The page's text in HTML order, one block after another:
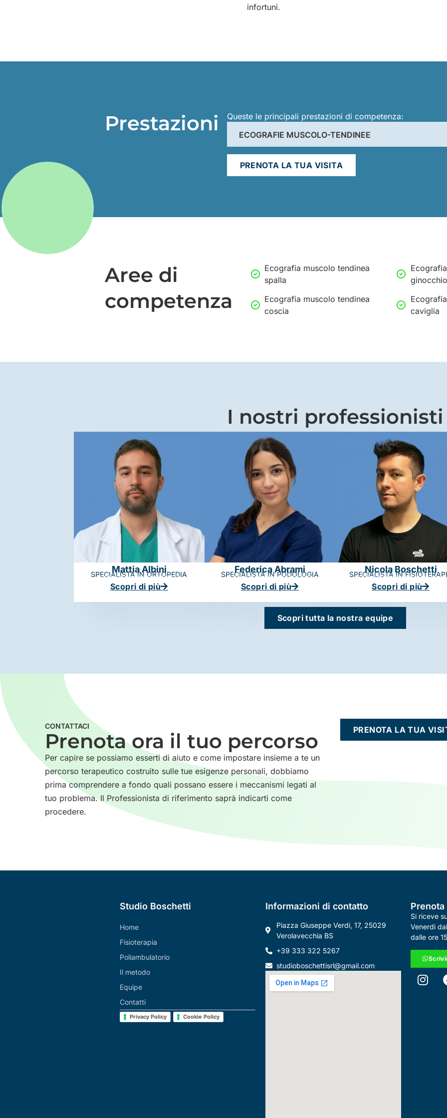
infortuni.
Prestazioni
Queste le principali prestazioni di competenza:
ECOGRAFIE MUSCOLO-TENDINEE
PRENOTA LA TUA VISITA
Aree di
competenza
Ecografia muscolo tendinea
spalla
Ecografia muscolo tendinea
coscia
ginocchio
caviglia
I nostri professionisti
Mattia Albini
SPECIALISTA IN ORTOPEDIA
Scopri di più
Federica Abrami
SPECIALISTA IN PODOLOGIA
Scopri di più
Nicola Boschetti
SPECIALISTA IN
Scopri di più
Scopri tutta la nostra equipe
CONTATTACI
Prenota ora il tuo percorso
Per capire se possiamo esserti di aiuto e come impostare insieme a te un
percorso terapeutico costruito sulle tue esigenze personali, dobbiamo
prima comprendere a fondo quali possano essere i meccanismi legati al
tuo problema. Il Professionista di riferimento saprà indicarti come
procedere.
PRENOTA LA TUA
Studio Boschetti
Home
Fisioterapia
Poliambulatorio
Il metodo
Equipe
Contatti
Privacy Policy Cookie Policy
Informazioni di contatto
Piazza Giuseppe Verdi, 17, 25029
Verolavecchia BS
+39 333 322 5267
studioboschettisrl@gmail.com
Si riceve
Venerdì
dalle ore